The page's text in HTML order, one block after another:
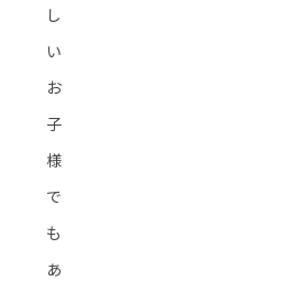
し
い
お
子
様
で
も
あ